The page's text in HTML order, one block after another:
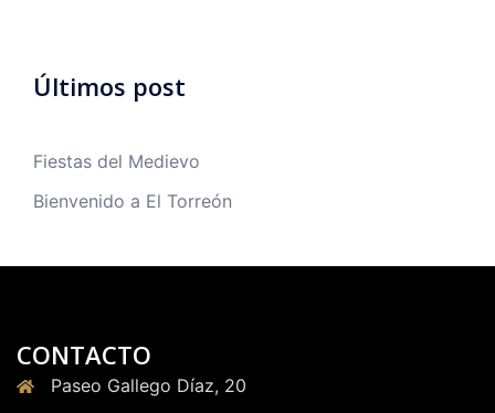
Últimos post
Fiestas del Medievo
Bienvenido a El Torreón
CONTACTO
Paseo Gallego Díaz, 20